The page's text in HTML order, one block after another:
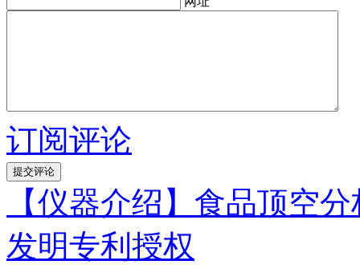
订阅评论
【仪器介绍】食品顶空
发明专利授权